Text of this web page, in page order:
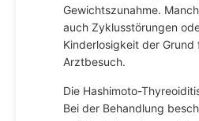
Gewichtszunahme.
auch Zyklusstörungen
Kinderlosigkeit der Grund
Arztbesuch.
Die Hashimoto-
Bei der Behandlung